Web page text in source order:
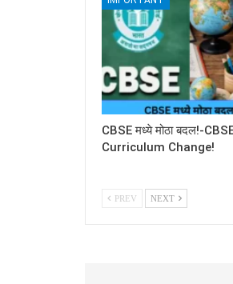
CBSE मध्ये मोठा बदल!-
Curriculum Change!
PREV NEXT